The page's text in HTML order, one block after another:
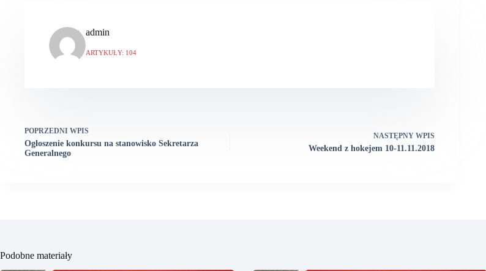
admin
ARTYKUŁY: 104
POPRZEDNI WPIS
Ogłoszenie konkursu na stanowisko Sekretarza
Generalnego
NASTĘPNY WPIS
Weekend z hokejem 10-11.11.2018
Podobne materiały